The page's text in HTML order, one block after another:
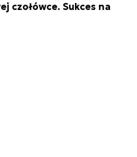
czołówce. Sukces na